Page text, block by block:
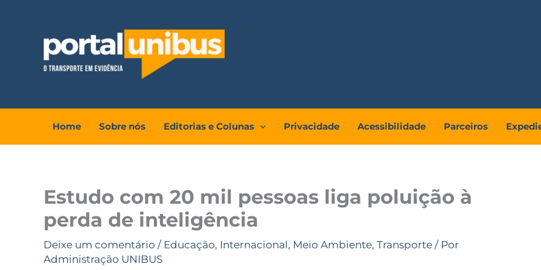
conteúdo
Home Sobre nós Editorias e Colunas Privacidade Acessibilidade Parceiros
Estudo com 20 mil pessoas liga poluição à
perda de inteligência
Deixe um comentário / Educação, Internacional, Meio Ambiente, Transporte / Por
Administração UNIBUS